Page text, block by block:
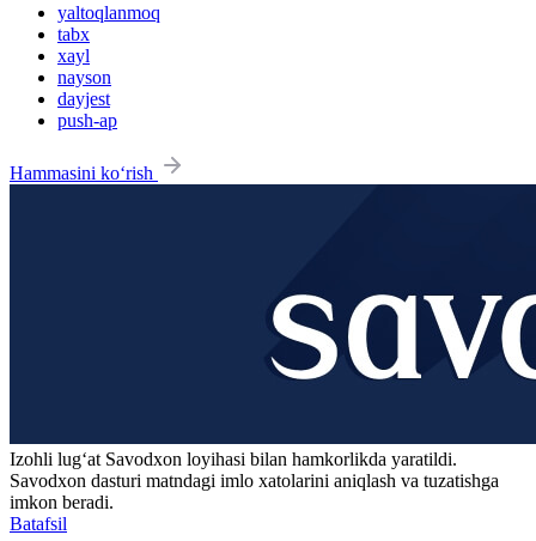
yaltoqlanmoq
tabx
xayl
nayson
dayjest
push-ap
Hammasini ko‘rish
Izohli lugʻat Savodxon loyihasi bilan hamkorlikda yaratildi.
Savodxon dasturi matndagi imlo xatolarini aniqlash va tuzatishga
imkon beradi.
Batafsil